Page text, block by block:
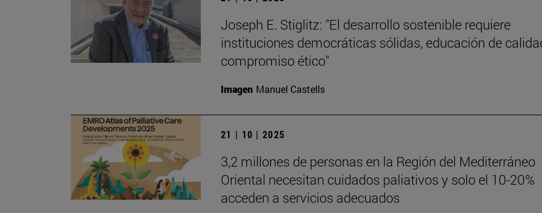
Joseph E. Stiglitz: "El desarrollo sostenible requiere
instituciones democráticas sólidas, educación de
compromiso ético"
Imagen Manuel Castells
21 | 10 | 2025
3,2 millones de personas en la Región del Mediterráneo
Oriental necesitan cuidados paliativos y solo el 10-20%
acceden a servicios adecuados